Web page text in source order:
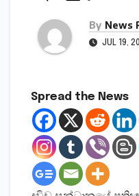
By News
JUL 19,
Spread the News